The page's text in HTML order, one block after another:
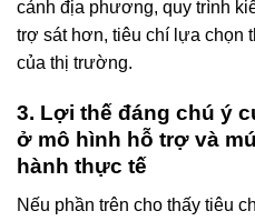
cảnh địa phương, quy trình
trợ sát hơn, tiêu chí lựa chọn
của thị trường.
3. Lợi thế đáng chú ý
ở mô hình hỗ trợ và
hành thực tế
Nếu phần trên cho thấy tiêu